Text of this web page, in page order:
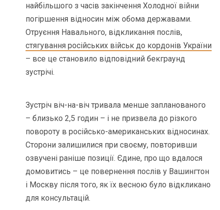
найбільшого з часів закінчення Холодної війни
погіршення відносин між обома державами.
Отруєння Навального, відкликання послів,
стягування російських військ до кордонів України
– все це становило відповідний бекграунд
зустрічі.
Зустріч віч-на-віч тривала менше запланованого
– близько 2,5 годин – і не призвела до різкого
повороту в російсько-американських відносинах.
Сторони залишилися при своєму, повторивши
озвучені раніше позиції. Єдине, про що вдалося
домовитись – це повернення послів у Вашингтон
і Москву після того, як їх весною було відкликано
для консультацій.